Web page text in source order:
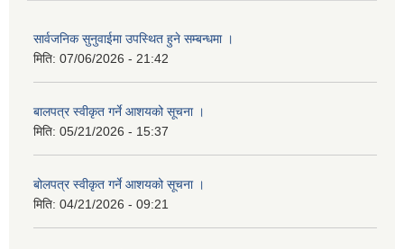
सार्वजनिक सुनुवाईमा उपस्थित हुने सम्बन्धमा ।
मिति: 07/06/2026 - 21:42
बालपत्र स्वीकृत गर्ने आशयको सूचना ।
मिति: 05/21/2026 - 15:37
बोलपत्र स्वीकृत गर्ने आशयको सूचना ।
मिति: 04/21/2026 - 09:21